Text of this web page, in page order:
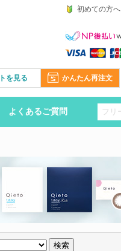
初めての方へ
かんたん再注文
を見る
よくあるご質問